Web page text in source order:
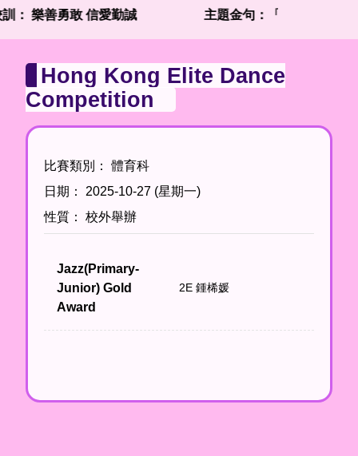
： 樂善勇敢 信愛勤誠 主題金句：「兩個人總比
Hong Kong Elite Dance
Competition
比賽類別： 體育科
日期： 2025-10-27 (星期一)
性質： 校外舉辦
Jazz(Primary-
Junior) Gold
Award
2E 鍾桸媛